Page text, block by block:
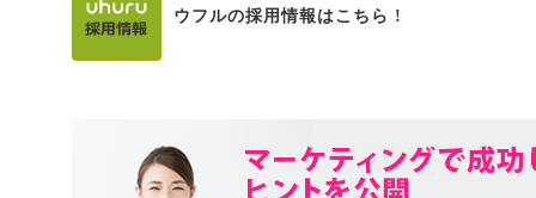
ウフルの採用情報はこちら !